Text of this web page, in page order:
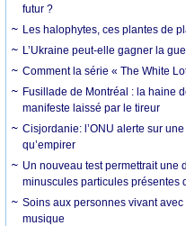
futur ?
Les halophytes, ces plantes de
L’Ukraine peut-elle gagner la
Comment la série « The White
Fusillade de Montréal : la haine
manifeste laissé par le tireur
Cisjordanie: l’ONU alerte sur
qu’empirer
Un nouveau test permettrait une
minuscules particules présentes
Soins aux personnes vivant
musique